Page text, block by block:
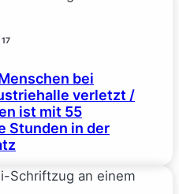
17
bei
verletzt /
ist mit 55
Stunden in der